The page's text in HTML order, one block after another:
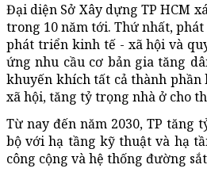
Đại diện Sở Xây dựng TP HCM
trong 10 năm tới. Thứ nhất,
phát triển kinh tế - xã hội và
ứng nhu cầu cơ bản gia tăng
khuyến khích tất cả thành
xã hội, tăng tỷ trọng nhà ở cho
Từ nay đến năm 2030, TP tăng
bộ với hạ tầng kỹ thuật và hạ
công cộng và hệ thống đường